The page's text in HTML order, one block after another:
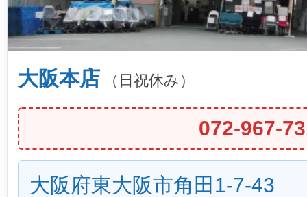
大阪本店 （日祝休み）
072-967-
大阪府東大阪市角田1-7-43